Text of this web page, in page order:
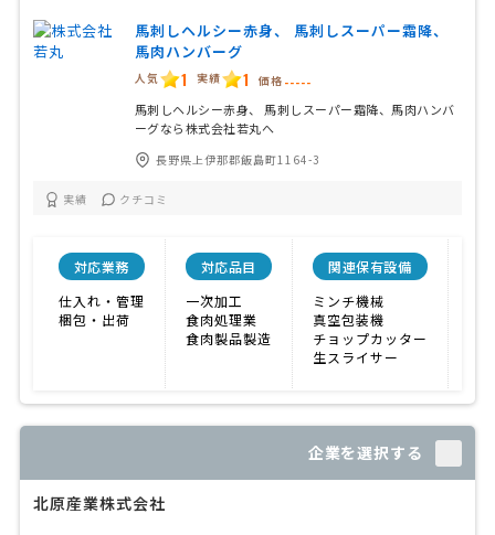
馬刺しヘルシー赤身、 馬刺しスーパー霜降、
馬肉ハンバーグ
人気 1 実績 1 価格 -----
馬刺しヘルシー赤身、 馬刺しスーパー霜降、馬肉ハンバ
ーグなら株式会社若丸へ
長野県上伊那郡飯島町1164-3
実績 クチコミ
対応業務
仕入れ・管理
梱包・出荷
対応品目
一次加工
食肉処理業
食肉製品製造
関連保有設備
ミンチ機械
真空包装機
チョップカッター
生スライサー
企業を選択する
北原産業株式会社